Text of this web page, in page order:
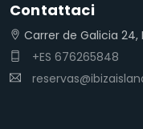
Contattaci
Carrer de Galicia 24,
+ES 676265848